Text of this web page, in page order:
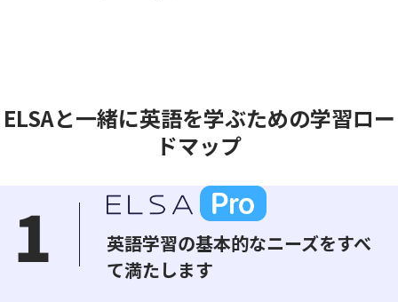
ELSAと一緒に英語を学ぶための学習ロー
ドマップ
1
英語学習の基本的なニーズをすべ
て満たします